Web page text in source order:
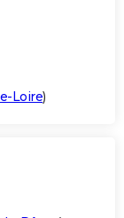
Loire)